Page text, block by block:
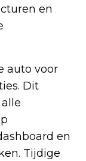
en
auto voor
Dit
en
Tijdige